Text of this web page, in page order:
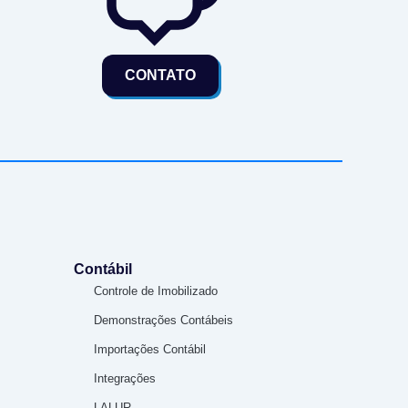
CONTATO
Contábil
Controle de Imobilizado
Demonstrações Contábeis
Importações Contábil
Integrações